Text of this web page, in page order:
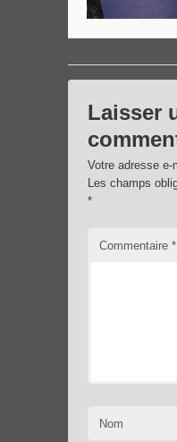
Laisser
Votre adresse e-
Les champs
*
Commentaire *
Nom